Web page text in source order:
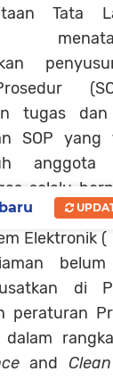
Tata
tugas
SOP
anggota
selalu
Elektronik (
belum
di
peraturan
and